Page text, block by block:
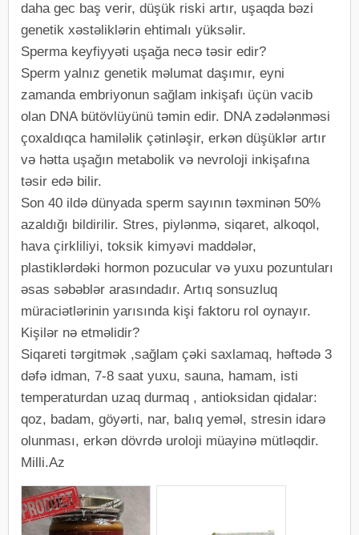
daha gec baş verir, düşük riski artır, uşaqda bəzi
genetik xəstəliklərin ehtimalı yüksəlir.
Sperma keyfiyyəti uşağa necə təsir edir?
Sperm yalnız genetik məlumat daşımır, eyni
zamanda embriyonun sağlam inkişafı üçün vacib
olan DNA bütövlüyünü təmin edir. DNA zədələnməsi
çoxaldıqca hamiləlik çətinləşir, erkən düşüklər artır
və hətta uşağın metabolik və nevroloji inkişafına
təsir edə bilir.
Son 40 ildə dünyada sperm sayının təxminən 50%
azaldığı bildirilir. Stres, piylənmə, siqaret, alkoqol,
hava çirkliliyi, toksik kimyəvi maddələr,
plastiklərdəki hormon pozucular və yuxu pozuntuları
əsas səbəblər arasındadır. Artıq sonsuzluq
müraciətlərinin yarısında kişi faktoru rol oynayır.
Kişilər nə etməlidir?
Siqareti tərgitmək ,sağlam çəki saxlamaq, həftədə 3
dəfə idman, 7-8 saat yuxu, sauna, hamam, isti
temperaturdan uzaq durmaq , antioksidan qidalar:
qoz, badam, göyərti, nar, balıq yeməl, stresin idarə
olunması, erkən dövrdə uroloji müayinə mütləqdir.
Milli.Az